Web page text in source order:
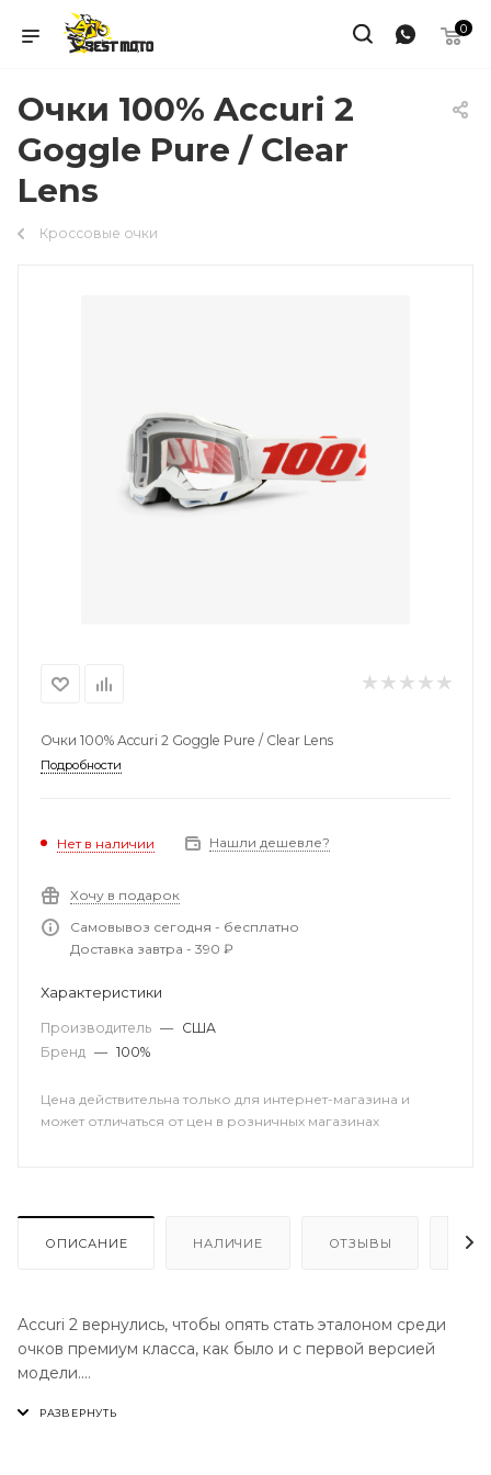
0
Очки 100% Accuri 2
Goggle Pure / Clear
Lens
Кроссовые очки
Очки 100% Accuri 2 Goggle Pure / Clear Lens
Подробности
Нет в наличии Нашли дешевле?
Хочу в подарок
Самовывоз сегодня - бесплатно
Доставка завтра - 390 ₽
Характеристики
Производитель — США
Бренд — 100%
Цена действительна только для интернет-магазина и
может отличаться от цен в розничных магазинах
ОПИСАНИЕ НАЛИЧИЕ ОТЗЫВЫ
Accuri 2 вернулись, чтобы опять стать эталоном среди
очков премиум класса, как было и с первой версией
модели.
Они обеспечивают максимальную защиту, видимость и